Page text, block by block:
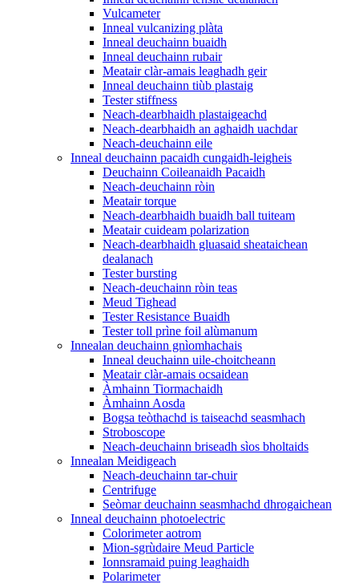
Vulcameter
Inneal vulcanizing plàta
Inneal deuchainn buaidh
Inneal deuchainn rubair
Meatair clàr-amais leaghadh geir
Inneal deuchainn tiùb plastaig
Tester stiffness
Neach-dearbhaidh plastaigeachd
Neach-dearbhaidh an aghaidh uachdar
Neach-deuchainn eile
Inneal deuchainn pacaidh cungaidh-leigheis
Deuchainn Coileanaidh Pacaidh
Neach-deuchainn ròin
Meatair torque
Neach-dearbhaidh buaidh ball tuiteam
Meatair cuideam polarization
Neach-dearbhaidh gluasaid sheataichean
dealanach
Tester bursting
Neach-deuchainn ròin teas
Meud Tighead
Tester Resistance Buaidh
Tester toll prìne foil alùmanum
Innealan deuchainn gnìomhachais
Inneal deuchainn uile-choitcheann
Meatair clàr-amais ocsaidean
Àmhainn Tiormachaidh
Àmhainn Aosda
Bogsa teòthachd is taiseachd seasmhach
Stroboscope
Neach-deuchainn briseadh sìos bholtaids
Innealan Meidigeach
Neach-deuchainn tar-chuir
Centrifuge
Seòmar deuchainn seasmhachd dhrogaichean
Inneal deuchainn photoelectric
Colorimeter aotrom
Mion-sgrùdaire Meud Particle
Ionnsramaid puing leaghaidh
Polarimeter